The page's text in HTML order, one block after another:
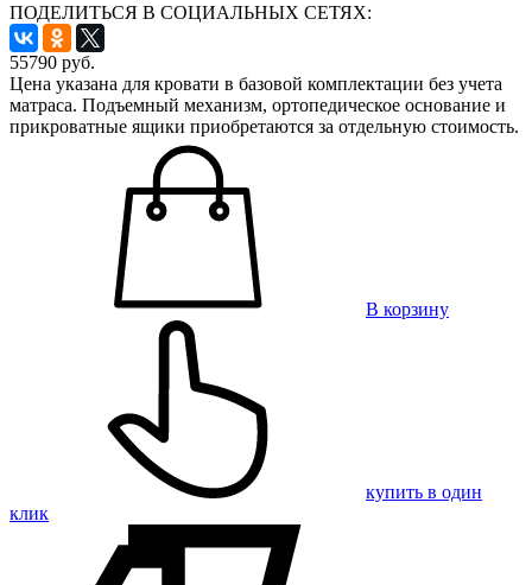
ПОДЕЛИТЬСЯ В СОЦИАЛЬНЫХ СЕТЯХ:
55790 руб.
Цена указана для кровати в базовой комплектации без учета
матраса. Подъемный механизм, ортопедическое основание и
прикроватные ящики приобретаются за отдельную стоимость.
В корзину
купить в один
клик